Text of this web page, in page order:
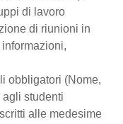
di lavoro
di riunioni in
obbligatori (Nome,
studenti
alle medesime